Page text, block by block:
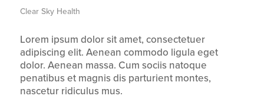
Clear Sky Health
Lorem ipsum dolor sit amet, consectetuer
adipiscing elit. Aenean commodo ligula eget
dolor. Aenean massa. Cum sociis natoque
penatibus et magnis dis parturient montes,
nascetur ridiculus mus.